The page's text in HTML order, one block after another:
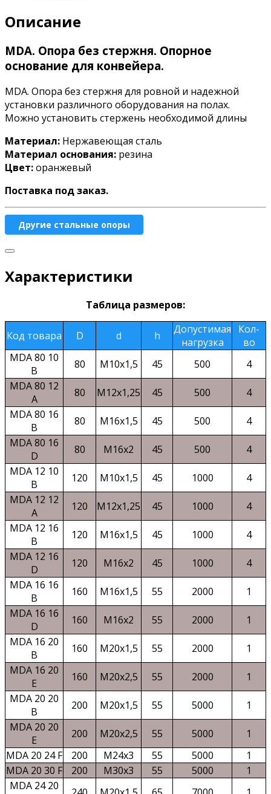
Описание
MDA. Опора без стержня. Опорное
основание для конвейера.
MDA. Опора без стержня для ровной и надежной
установки различного оборудования на полах.
Можно установить стержень необходимой длины
Материал: Нержавеющая сталь
Материал основания: резина
Цвет:оранжевый
Поставка под заказ.
Другие стальные опоры
Характеристики
Таблица размеров:
Код товара D d h
Допустимая
нагрузка
Кол-
во
MDA 80 10
B
80 M10x1,5 45 500
4
MDA 80 12
A
80 M12x1,25 45 500
4
MDA 80 16
B
80 M16x1,5 45 500
4
MDA 80 16
D
80 M16x2 45 500
4
MDA 12 10
B
120 M10x1,5 45 1000
4
MDA 12 12
A
120 M12x1,25 45 1000
4
MDA 12 16
B
120 M16x1,5 45 1000
4
MDA 12 16
D
120 M16x2 45 1000
4
MDA 16 16
B
160 M16x1,5 55 2000
1
MDA 16 16
D
160 M16x2 55 2000
1
MDA 16 20
B
160 M20x1,5 55 2000
1
MDA 16 20
E
160 M20x2,5 55 2000
1
MDA 20 20
B
200 M20x1,5 55 5000
1
MDA 20 20
E
200 M20x2,5 55 5000
1
MDA 20 24 F
200 M24x3 55 5000
1
MDA 20 30 F
200 M30x3 55 5000
1
MDA 24 20